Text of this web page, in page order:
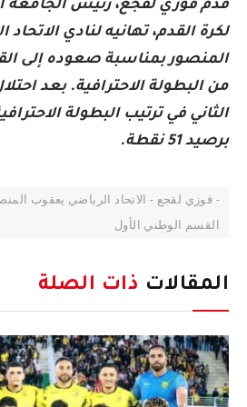
قدّم فوزي لقجع، رئيس الجامعة
لكرة القدم، تهانيه لنادي
المنصور بمناسبة صعوده إلى
من البطولة الاحترافية. بعد
الثاني في ترتيب البطولة
برصيد 51 نقطة.
- فوزي لقجع - الاتحاد الرياضي يعقوب
القسم الوطني الأول
المقالات ذات الصلة